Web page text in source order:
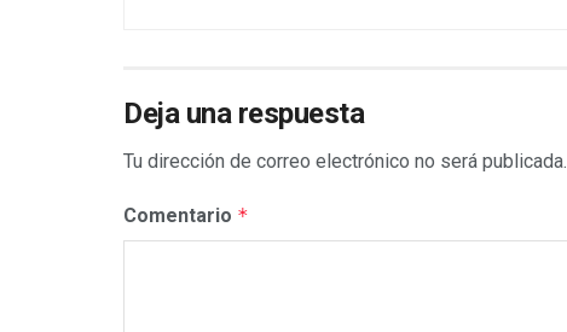
Deja una respuesta
Tu dirección de correo electrónico no será publicada.
Comentario *